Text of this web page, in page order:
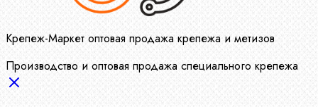
Крепеж-Маркет оптовая продажа крепежа и метизов
Производство и оптовая продажа специального крепежа